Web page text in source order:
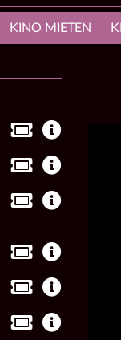
KINO MIETEN